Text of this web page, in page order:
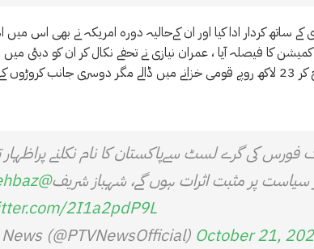
کردار ادا کیا اور ان کےحالیہ دورہ امریکہ نے بھی اس میں
کا فیصلہ آیا ، عمران نیازی نے تحفے نکال کر ان کو دبئی میں
بیچ کر
کی گرے لسٹ سےپاکستان کا نام نکلنے پراظہار
سیاست پر مثبت اثرات ہوں گے، شہباز شریف@CMShehbaz
2I1a2pdP9L
(@PTVNewsOfficial) October 21,